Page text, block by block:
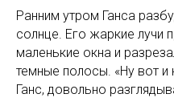
Ранним утром Ганса
солнце. Его жаркие лучи
маленькие окна и
темные полосы. «Ну вот и
Ганс, довольно